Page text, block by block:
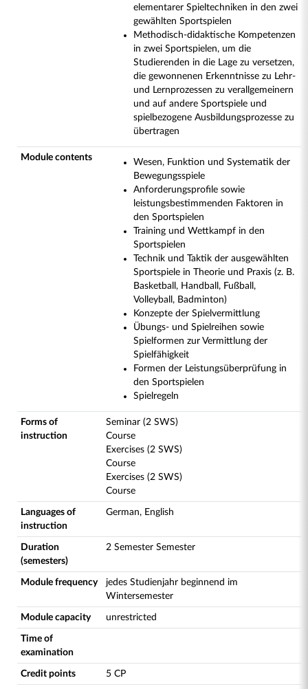
elementarer Spieltechniken in den zwei
gewählten Sportspielen
Methodisch-didaktische Kompetenzen
in zwei Sportspielen, um die
Studierenden in die Lage zu versetzen,
die gewonnenen Erkenntnisse zu Lehr-
und Lernprozessen zu verallgemeinern
und auf andere Sportspiele und
spielbezogene Ausbildungsprozesse zu
übertragen
Module contents
Wesen, Funktion und Systematik der
Bewegungsspiele
Anforderungsprofile sowie
leistungsbestimmenden Faktoren in
den Sportspielen
Training und Wettkampf in den
Sportspielen
Technik und Taktik der ausgewählten
Sportspiele in Theorie und Praxis (z. B.
Basketball, Handball, Fußball,
Volleyball, Badminton)
Konzepte der Spielvermittlung
Übungs- und Spielreihen sowie
Spielformen zur Vermittlung der
Spielfähigkeit
Formen der Leistungsüberprüfung in
den Sportspielen
Spielregeln
Forms of
instruction
Seminar (2 SWS)
Course
Exercises (2 SWS)
Course
Exercises (2 SWS)
Course
Languages of
instruction
German, English
Duration
(semesters)
2 Semester Semester
Module frequency
jedes Studienjahr beginnend im
Wintersemester
Module capacity unrestricted
Time of
examination
Credit points 5 CP